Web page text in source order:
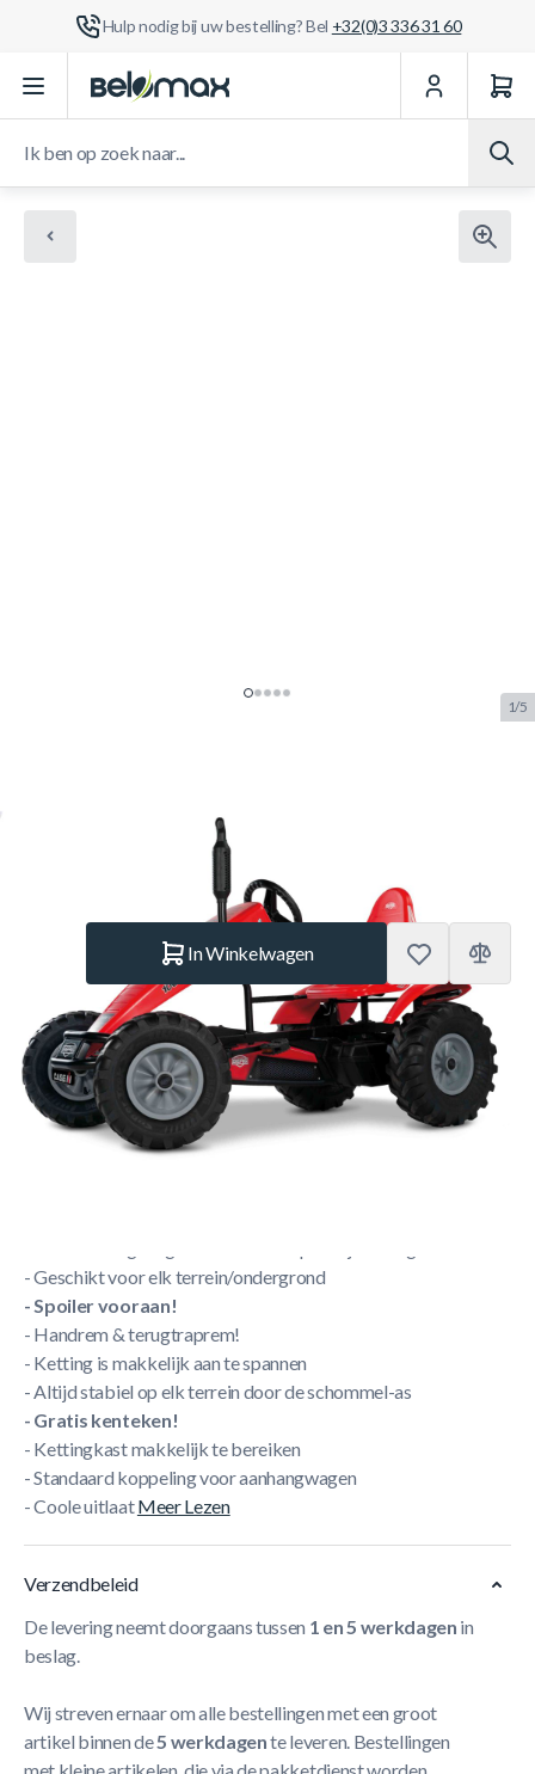
Hulp nodig bij uw bestelling? Bel +32(0)3 336 31 60
Ga naar de inhoud
1/5
Op voorraad
In Winkelwagen
Korte Beschrijving
- BFR naaf zorgt ervoor dat je vooruit of achteruit kan
trappen zonder een hendel te verzetten
Spatborden achteraan!
- Geschikt voor elk terrein/ondergrond
- Spoiler vooraan!
- Handrem & terugtraprem!
- Ketting is makkelijk aan te spannen
- Altijd stabiel op elk terrein door de schommel-as
- Gratis kenteken!
- Kettingkast makkelijk te bereiken
- Standaard koppeling voor aanhangwagen
- Coole uitlaatMeer Lezen
Verzendbeleid
De levering neemt doorgaans tussen 1 en 5 werkdagen in
beslag.
Wij streven ernaar om alle bestellingen met een groot
artikel binnen de5 werkdagente leveren. Bestellingen